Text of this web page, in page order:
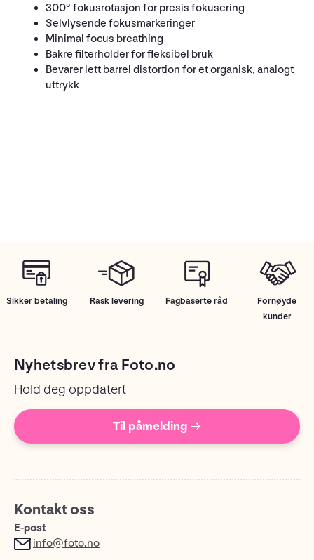
300° fokusrotasjon for presis fokusering
Selvlysende fokusmarkeringer
Minimal focus breathing
Bakre filterholder for fleksibel bruk
Bevarer lett barrel distortion for et organisk, analogt
uttrykk
Sikker betaling Rask levering Fagbaserte råd
Fornøyde
kunder
Nyhetsbrev fra Foto.no
Hold deg oppdatert
Til påmelding →
Kontakt oss
E-post
info@foto.no